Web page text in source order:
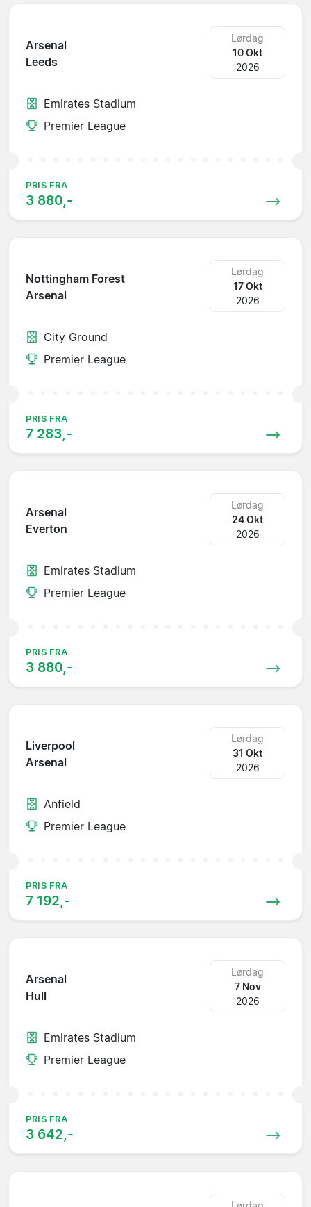
Arsenal
Leeds
Lørdag
10 Okt
2026
Emirates Stadium
Premier League
PRIS FRA
3 880,-
Nottingham Forest
Arsenal
Lørdag
17 Okt
2026
City Ground
Premier League
PRIS FRA
7 283,-
Arsenal
Everton
Lørdag
24 Okt
2026
Emirates Stadium
Premier League
PRIS FRA
3 880,-
Liverpool
Arsenal
Lørdag
31 Okt
2026
Anfield
Premier League
PRIS FRA
7 192,-
Arsenal
Hull
Lørdag
7 Nov
2026
Emirates Stadium
Premier League
PRIS FRA
3 642,-